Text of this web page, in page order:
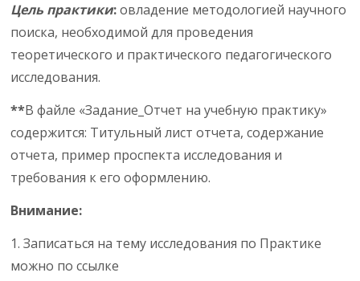
Цель практики:овладение методологией научного
поиска, необходимой для проведения
теоретического и практического педагогического
исследования.
**В файле «Задание_Отчет на учебную практику»
содержится: Титульный лист отчета, содержание
отчета, пример проспекта исследования и
требования к его оформлению.
Внимание:
1. Записаться на тему исследования по Практике
можно по ссылке